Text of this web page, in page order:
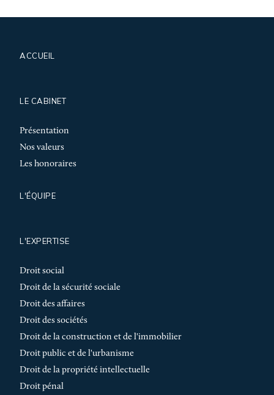
ACCUEIL
LE CABINET
Présentation
Nos valeurs
Les honoraires
L'ÉQUIPE
L'EXPERTISE
Droit social
Droit de la sécurité sociale
Droit des affaires
Droit des sociétés
Droit de la construction et de l'immobilier
Droit public et de l'urbanisme
Droit de la propriété intellectuelle
Droit pénal